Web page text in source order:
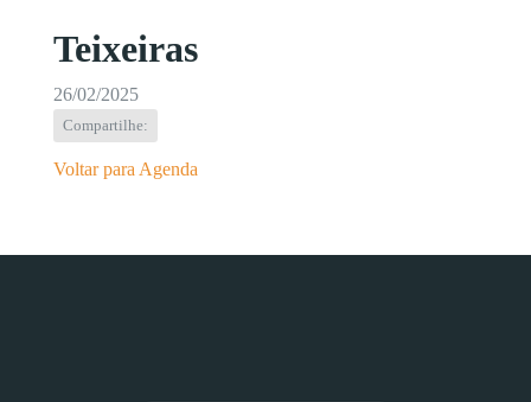
Teixeiras
26/02/2025
Compartilhe:
Voltar para Agenda